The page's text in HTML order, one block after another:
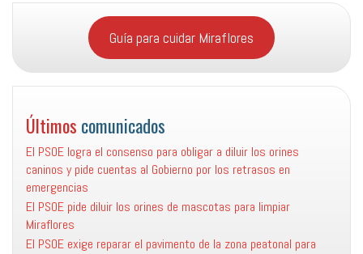
Guía para cuidar Miraflores
Últimos comunicados
El PSOE logra el consenso para obligar a diluir los orines
caninos y pide cuentas al Gobierno por los retrasos en
emergencias
El PSOE pide diluir los orines de mascotas para limpiar
Miraflores
El PSOE exige reparar el pavimento de la zona peatonal para